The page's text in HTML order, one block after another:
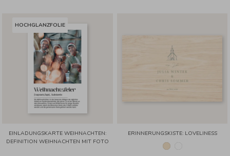
HOCHGLANZFOLIE
EINLADUNGSKARTE WEIHNACHTEN:
DEFINITION WEIHNACHTEN MIT FOTO
ERINNERUNGSKISTE: LOVELINESS